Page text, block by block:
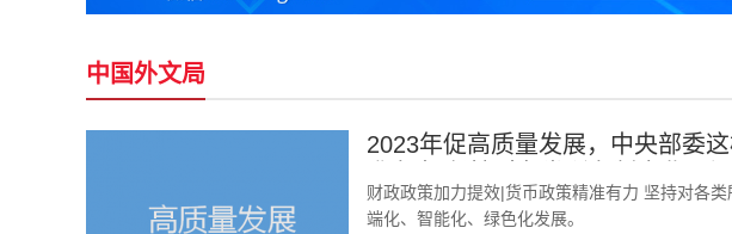
中国外文局
2023年促高质量发展，中央部委
端化、智能化、绿色化发展
财政政策加力提效|货币政策精准有力 坚持对各
端化、智能化、绿色化发展。